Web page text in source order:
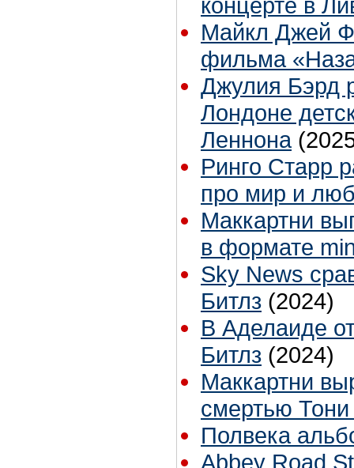
концерте в
Майкл Джей
фильма
Джулия Бэрд
Лондоне
Леннона
Ринго Старр
про мир и
Маккартни
в формате
Sky News
Битлз (2024)
В Аделаиде
Битлз (2024)
Маккартни
смертью
Полвека
Abbey Road